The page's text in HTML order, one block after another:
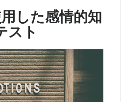
した感情的知
スト